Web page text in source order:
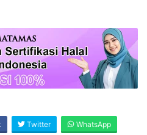
Twitter WhatsApp